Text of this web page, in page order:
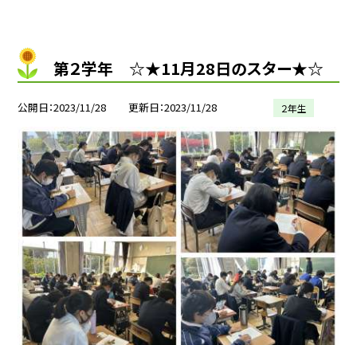
第２学年 ☆★11月28日のスター★☆
公開日 2023/11/28 更新日 2023/11/28 ２年生